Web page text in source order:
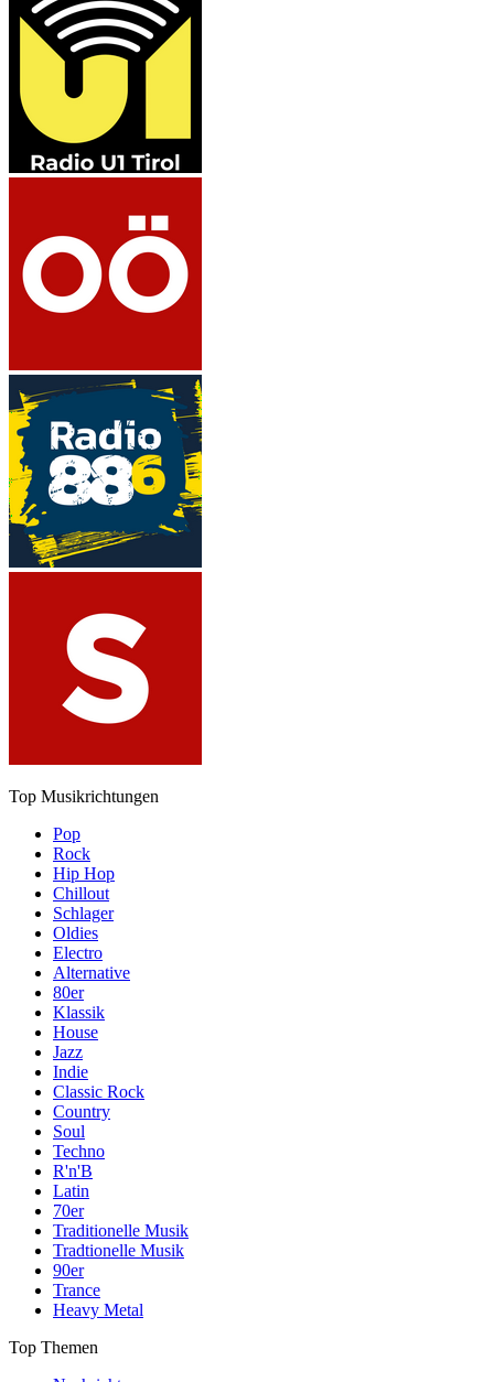
Top Musikrichtungen
Pop
Rock
Hip Hop
Chillout
Schlager
Oldies
Electro
Alternative
80er
Klassik
House
Jazz
Indie
Classic Rock
Country
Soul
Techno
R'n'B
Latin
70er
Traditionelle Musik
Tradtionelle Musik
90er
Trance
Heavy Metal
Top Themen